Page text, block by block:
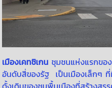
เมืองเคทชิเกน ชุมชนแห่งแรกขอ
อันดับสี่ของรัฐ เป็นเมืองเล็กๆ ที่